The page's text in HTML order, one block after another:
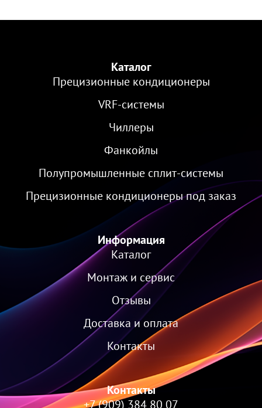
Каталог
Прецизионные кондиционеры
VRF-cистемы
Чиллеры
Фанкойлы
Полупромышленные сплит-системы
Прецизионные кондиционеры под заказ
Информация
Каталог
Монтаж и сервис
Отзывы
Доставка и оплата
Контакты
Контакты
+7 (909) 384 80 07